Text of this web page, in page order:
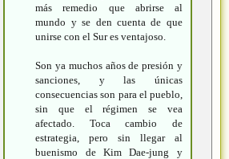
más remedio que abrirse al
mundo y se den cuenta de que
unirse con el Sur es ventajoso.
Son ya muchos años de presión y
sanciones, y las únicas
consecuencias son para el pueblo,
sin que el régimen se vea
afectado. Toca cambio de
estrategia, pero sin llegar al
buenismo de Kim Dae-jung y